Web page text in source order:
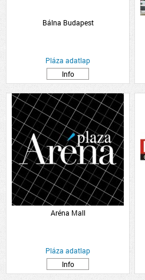
Bálna Budapest
Pláza adatlap
Info
Aréna Mall
Pláza adatlap
Info